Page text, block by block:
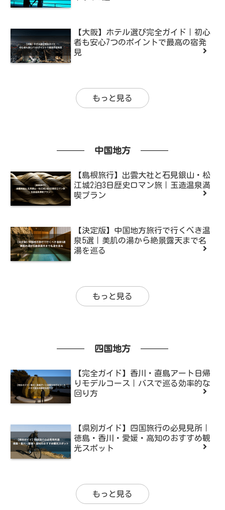
【大阪】ホテル選び完全ガイド｜初心
者も安心7つのポイントで最高の宿発
見
もっと見る
中国地方
【島根旅行】出雲大社と石見銀山・松
江城2泊3日歴史ロマン旅｜玉造温泉満
喫プラン
【決定版】中国地方旅行で行くべき温
泉5選｜美肌の湯から絶景露天まで名
湯を巡る
もっと見る
四国地方
【完全ガイド】香川・直島アート日帰
りモデルコース｜バスで巡る効率的な
回り方
【県別ガイド】四国旅行の必見見所｜
徳島・香川・愛媛・高知のおすすめ観
光スポット
もっと見る